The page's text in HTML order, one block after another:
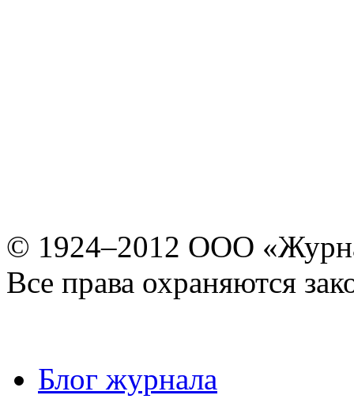
© 1924–2012 ООО
Все права охраняются
Блог журнала